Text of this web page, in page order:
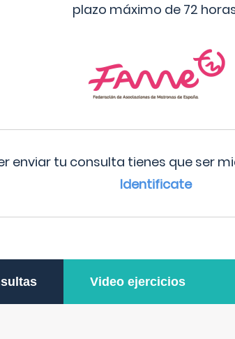
plazo máximo de 72
enviar tu consulta tienes que ser
Identificate
Video ejercicios